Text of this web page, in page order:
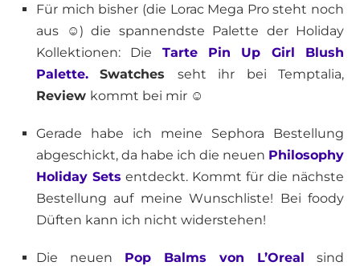
Für mich bisher (die Lorac Mega Pro steht noch
aus ☺) die spannendste Palette der Holiday
Kollektionen: Die Tarte Pin Up Girl Blush
Palette.
Swatches seht ihr bei Temptalia,
Review kommt bei mir ☺
Gerade habe ich meine Sephora Bestellung
abgeschickt, da habe ich die neuen Philosophy
Holiday Sets entdeckt. Kommt für die nächste
Bestellung auf meine Wunschliste! Bei foody
Düften kann ich nicht widerstehen!
Die neuen Pop Balms von L’Oreal sind